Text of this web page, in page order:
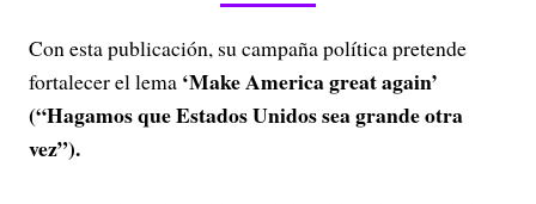
Con esta publicación, su campaña política pretende
fortalecer el lema ‘Make America great again’
(“Hagamos que Estados Unidos sea grande otra
vez”).